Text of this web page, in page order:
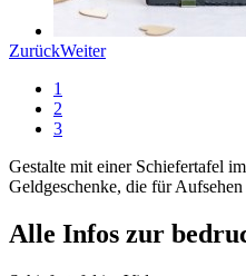
ZurückWeiter
1
2
3
Gestalte mit einer Schiefertafel
Geldgeschenke, die für Aufsehen
Alle Infos zur